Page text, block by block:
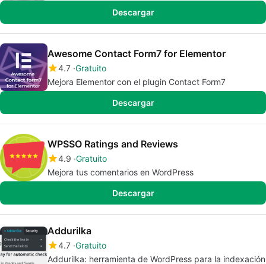
Descargar
Awesome Contact Form7 for Elementor
4.7 Gratuito
Mejora Elementor con el plugin Contact Form7
Descargar
WPSSO Ratings and Reviews
4.9 Gratuito
Mejora tus comentarios en WordPress
Descargar
Addurilka
4.7 Gratuito
Addurilka: herramienta de WordPress para la indexación